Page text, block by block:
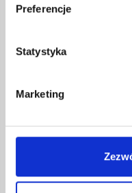
Preferencje
Statystyka
Marketing
PALNIK DO